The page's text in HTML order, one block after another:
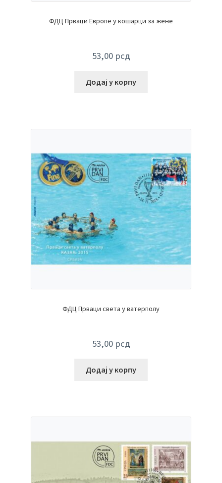
ФДЦ Прваци Европе у кошарци за жене
53,00 рсд
Додај у корпу
ФДЦ Прваци света у ватерполу
53,00 рсд
Додај у корпу